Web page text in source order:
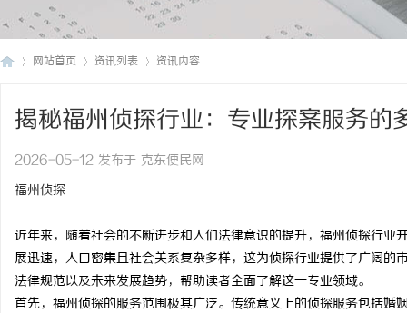
网站首页 资讯列表 资讯内容
揭秘福州侦探行业：专业探案服务的
2026-05-12 发布于 克东便民网
福州侦探
近年来，随着社会的不断进步和人们法律意识的提升，福州侦探行
展迅速，人口密集且社会关系复杂多样，这为侦探行业提供了广阔
法律规范以及未来发展趋势，帮助读者全面了解这一专业领域。
首先，福州侦探的服务范围极其广泛。传统意义上的侦探服务包括